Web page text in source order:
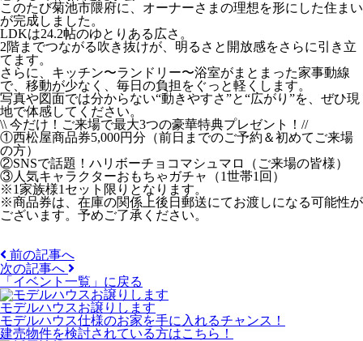
このたび菊池市隈府に、オーナーさまの理想を形にした住まい
が完成しました。
LDKは24.2帖のゆとりある広さ。
2階までつながる吹き抜けが、明るさと開放感をさらに引き立
てます。
さらに、キッチン〜ランドリー〜浴室がまとまった家事動線
で、移動が少なく、毎日の負担をぐっと軽くします。
写真や図面では分からない“動きやすさ”と“広がり”を、ぜひ現
地で体感してください。
\\ 今だけ！ご来場で最大3つの豪華特典プレゼント！//
①西松屋商品券5,000円分（前日までのご予約＆初めてご来場
の方）
②SNSで話題！ハリボーチョコマシュマロ（ご来場の皆様）
③人気キャラクターおもちゃガチャ（1世帯1回）
※1家族様1セット限りとなります。
※商品券は、在庫の関係上後日郵送にてお渡しになる可能性が
ございます。予めご了承ください。
前の記事へ
次の記事へ
「イベント一覧」 に戻る
モデルハウスお譲りします
モデルハウス仕様のお家を手に入れるチャンス！
建売物件を検討されている方はこちら！